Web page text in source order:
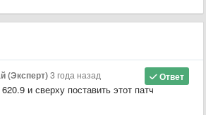
Ответ
(Эксперт)3 года назад
и сверху поставить этот патч